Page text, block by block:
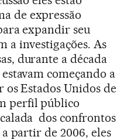
de expressão
expandir seu
a investigações. As
durante a década
começando a
Estados Unidos de
perfil público
dos confrontos
partir de 2006, eles